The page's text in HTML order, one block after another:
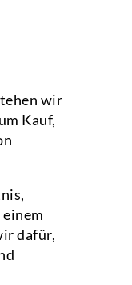
wir
Kauf,
dafür,